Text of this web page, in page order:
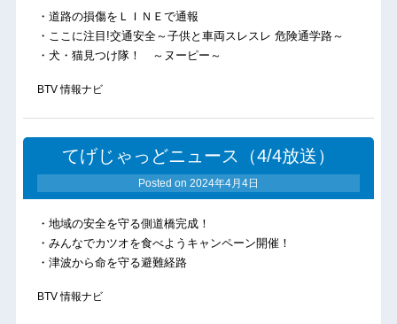
・道路の損傷をＬＩＮＥで通報
・ここに注目!交通安全～子供と車両スレスレ 危険通学路～
・犬・猫見つけ隊！ ～ヌーピー～
BTV 情報ナビ
てげじゃっどニュース（4/4放送）
Posted on 2024年4月4日
・地域の安全を守る側道橋完成！
・みんなでカツオを食べようキャンペーン開催！
・津波から命を守る避難経路
BTV 情報ナビ